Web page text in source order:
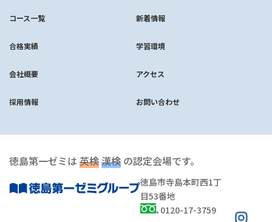
コース一覧 新着情報
合格実績 学習環境
会社概要 アクセス
採用情報 お問い合わせ
徳島第一ゼミは 英検漢検 の認定会場です。
徳島市寺島本町西1丁
目53番地
0120-17-3759